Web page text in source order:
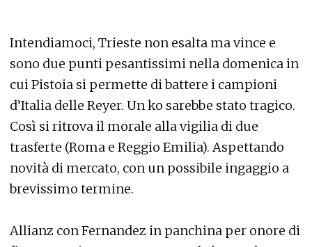
Intendiamoci, Trieste non esalta ma vince e
sono due punti pesantissimi nella domenica in
cui Pistoia si permette di battere i campioni
d’Italia delle Reyer. Un ko sarebbe stato tragico.
Così si ritrova il morale alla vigilia di due
trasferte (Roma e Reggio Emilia). Aspettando
novità di mercato, con un possibile ingaggio a
brevissimo termine.
Allianz con Fernandez in panchina per onore di